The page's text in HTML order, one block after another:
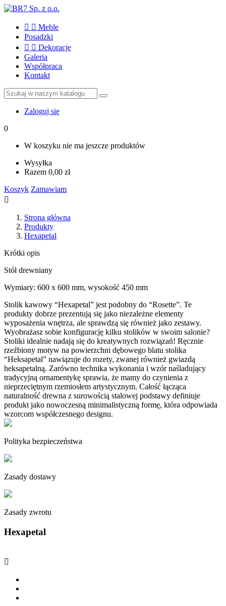
  Meble
Posadzki
  Dekoracje
Galeria
Współpraca
Kontakt
Zaloguj się
0
W koszyku nie ma jeszcze produktów
Wysyłka
Razem 0,00 zł
Koszyk Zamawiam

Strona główna
Produkty
Hexapetal
Krótki opis
Stół drewniany
Wymiary: 600 x 600 mm, wysokość 450 mm
Stolik kawowy “Hexapetal” jest podobny do “Rosette”. Te
produkty dobrze prezentują się jako niezależne elementy
wyposażenia wnętrza, ale sprawdzą się również jako zestawy.
Wyobrażasz sobie konfigurację kilku stolików w swoim salonie?
Stoliki idealnie nadają się do kreatywnych rozwiązań! Ręcznie
rzeźbiony motyw na powierzchni dębowego blatu stolika
“Heksapetal” nawiązuje do rozety, zwanej również gwiazdą
heksapetalną. Zarówno technika wykonania i wzór naśladujący
tradycyjną ornamentykę sprawia, że mamy do czynienia z
nieprzeciętnym rzemiosłem artystycznym. Całość łącząca
naturalność drewna z surowością stalowej podstawy definiuje
produkt jako nowoczesną minimalistyczną formę, która odpowiada
wzorcom współczesnego designu.
Polityka bezpieczeństwa
Zasady dostawy
Zasady zwrotu
Hexapetal
